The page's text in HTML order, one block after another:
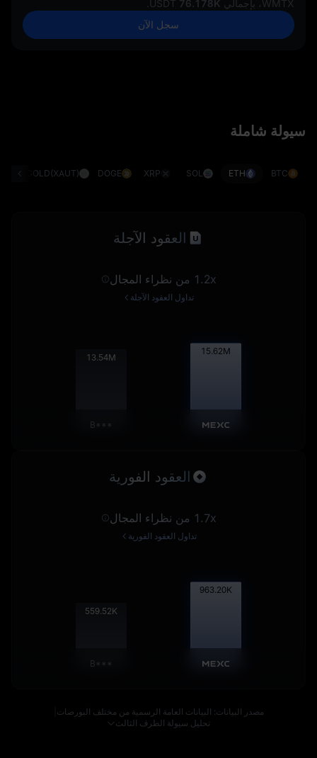
WMTX، بإجمالي 76.178K
سجل الآن
سيولة شاملة
BTC
ETH
SOL
XRP
DOGE
GOLD(XAUT)
العقود الآجلة
1.2x من نظراء المجال
تداول العقود الآجلة
15.63M
13.56M
B***
العقود الفورية
1.7x من نظراء المجال
تداول العقود الفورية
964.40K
560.21K
B***
مصدر البيانات: البيانات العامة الرسمية من مختلف البورصات
تحليل سيولة الطرف الثالث